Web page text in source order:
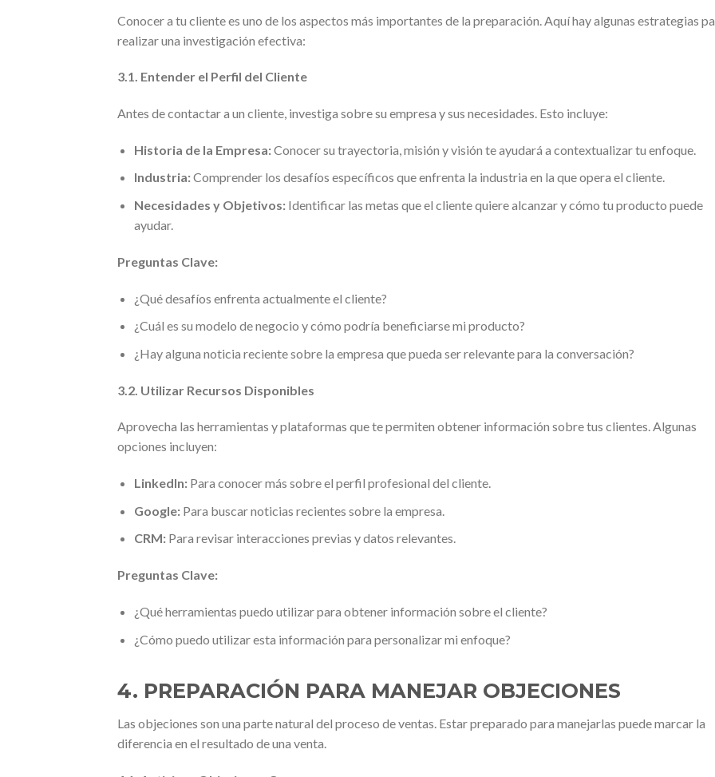
Conocer a tu cliente es uno de los aspectos más importantes de la preparación. Aquí hay algunas estrategias
realizar una investigación efectiva:
3.1. Entender el Perfil del Cliente
Antes de contactar a un cliente, investiga sobre su empresa y sus necesidades. Esto incluye:
Historia de la Empresa:Conocer su trayectoria, misión y visión te ayudará a contextualizar tu enfoque.
Industria:Comprender los desafíos específicos que enfrenta la industria en la que opera el cliente.
Necesidades y Objetivos:Identificar las metas que el cliente quiere alcanzar y cómo tu producto puede
ayudar.
Preguntas Clave:
¿Qué desafíos enfrenta actualmente el cliente?
¿Cuál es su modelo de negocio y cómo podría beneficiarse mi producto?
¿Hay alguna noticia reciente sobre la empresa que pueda ser relevante para la conversación?
3.2. Utilizar Recursos Disponibles
Aprovecha las herramientas y plataformas que te permiten obtener información sobre tus clientes. Algunas
opciones incluyen:
LinkedIn:Para conocer más sobre el perfil profesional del cliente.
Google:Para buscar noticias recientes sobre la empresa.
CRM:Para revisar interacciones previas y datos relevantes.
Preguntas Clave:
¿Qué herramientas puedo utilizar para obtener información sobre el cliente?
¿Cómo puedo utilizar esta información para personalizar mi enfoque?
4. PREPARACIÓN PARA MANEJAR OBJECIONES
Las objeciones son una parte natural del proceso de ventas. Estar preparado para manejarlas puede marcar la
diferencia en el resultado de una venta.